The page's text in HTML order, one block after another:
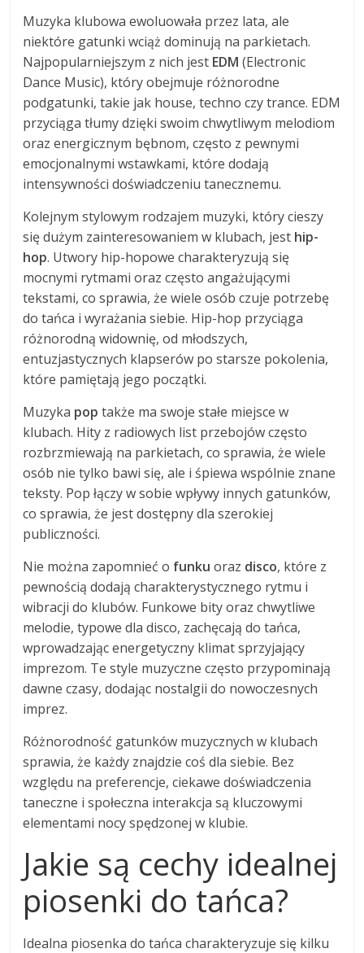
Muzyka klubowa ewoluowała przez lata, ale
niektóre gatunki wciąż dominują na parkietach.
Najpopularniejszym z nich jest EDM (Electronic
Dance Music), który obejmuje różnorodne
podgatunki, takie jak house, techno czy trance. EDM
przyciąga tłumy dzięki swoim chwytliwym melodiom
oraz energicznym bębnom, często z pewnymi
emocjonalnymi wstawkami, które dodają
intensywności doświadczeniu tanecznemu.
Kolejnym stylowym rodzajem muzyki, który cieszy
się dużym zainteresowaniem w klubach, jest hip-
hop. Utwory hip-hopowe charakteryzują się
mocnymi rytmami oraz często angażującymi
tekstami, co sprawia, że wiele osób czuje potrzebę
do tańca i wyrażania siebie. Hip-hop przyciąga
różnorodną widownię, od młodszych,
entuzjastycznych klapserów po starsze pokolenia,
które pamiętają jego początki.
Muzyka pop także ma swoje stałe miejsce w
klubach. Hity z radiowych list przebojów często
rozbrzmiewają na parkietach, co sprawia, że wiele
osób nie tylko bawi się, ale i śpiewa wspólnie znane
teksty. Pop łączy w sobie wpływy innych gatunków,
co sprawia, że jest dostępny dla szerokiej
publiczności.
Nie można zapomnieć o funku oraz disco, które z
pewnością dodają charakterystycznego rytmu i
wibracji do klubów. Funkowe bity oraz chwytliwe
melodie, typowe dla disco, zachęcają do tańca,
wprowadzając energetyczny klimat sprzyjający
imprezom. Te style muzyczne często przypominają
dawne czasy, dodając nostalgii do nowoczesnych
imprez.
Różnorodność gatunków muzycznych w klubach
sprawia, że każdy znajdzie coś dla siebie. Bez
względu na preferencje, ciekawe doświadczenia
taneczne i społeczna interakcja są kluczowymi
elementami nocy spędzonej w klubie.
Jakie są cechy idealnej
piosenki do tańca?
Idealna piosenka do tańca charakteryzuje się kilku